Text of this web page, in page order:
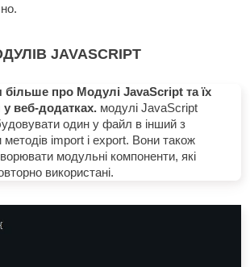
JAVASCRIPT
більше про Модулі JavaScript та їх
веб-додатках. модулі JavaScript
один у файл в інший з
методів import і export. Вони також
модульні компоненти, які
використані.